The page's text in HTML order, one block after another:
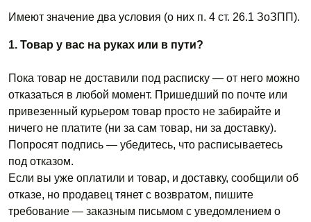
Имеют значение два условия (о них п. 4 ст. 26.1 ЗоЗПП).
1. Товар у вас на руках или в пути?
Пока товар не доставили под расписку — от него можно
отказаться в любой момент. Пришедший по почте или
привезенный курьером товар просто не забирайте и
ничего не платите (ни за сам товар, ни за доставку).
Попросят подпись — убедитесь, что расписываетесь
под отказом.
Если вы уже оплатили и товар, и доставку, сообщили об
отказе, но продавец тянет с возвратом, пишите
требование — заказным письмом с уведомлением о